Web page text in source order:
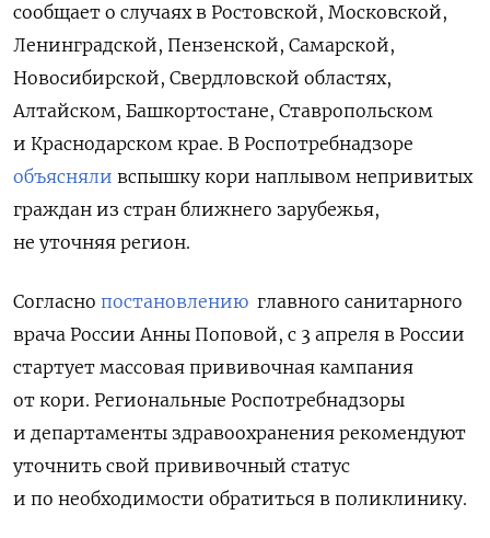
сообщает о случаях в Ростовской, Московской,
Ленинградской, Пензенской, Самарской,
Новосибирской, Свердловской областях,
Алтайском, Башкортостане, Ставропольском
и Краснодарском крае. В Роспотребнадзоре
объясняли вспышку кори наплывом непривитых
граждан из стран ближнего зарубежья,
не уточняя регион.
Согласно постановлению главного санитарного
врача России Анны Поповой, с 3 апреля в России
стартует массовая прививочная кампания
от кори. Региональные Роспотребнадзоры
и департаменты здравоохранения рекомендуют
уточнить свой прививочный статус
и по необходимости обратиться в поликлинику.